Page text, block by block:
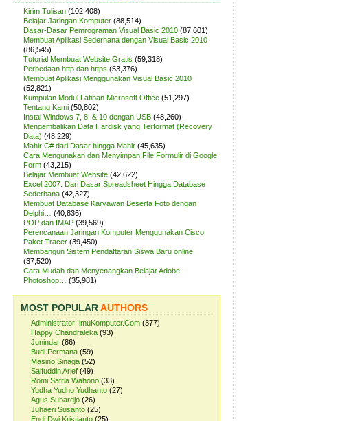
Kirim Tulisan (102,408)
Belajar Jaringan Komputer (88,514)
Dasar-Dasar Pemrograman Visual Basic 2010 (87,601)
Membuat Aplikasi Sederhana dengan Visual Basic 2010
(86,545)
Tutorial Membuat Website Gratis (59,318)
Perbedaan http dan https (53,376)
Membuat Aplikasi Menggunakan Visual Basic 2010
(52,821)
Kumpulan Modul Latihan Microsoft Office (51,297)
Tentang Kami (50,802)
Instal Windows 7, 8, & 10 dengan USB (48,260)
Mengembalikan Data Hardisk yang Terformat (Recovery
Data) (48,229)
Mahir C# dari Dasar hingga Mahir (45,635)
Cara Mengunakan dan Menyimpan File Formulir di Google
Form (43,215)
Belajar Membuat Website (42,622)
Excel 2007: Dari Dasar Spreadsheet Hingga Database
Sederhana (42,327)
Membuat Database Karyawan Beserta Foto dengan
Delphi…
(40,836)
POP dan IMAP (39,569)
Perencanaan Jaringan Komputer Menggunakan Cisco
Paket Tracer (39,450)
Membangun Sistem Pendaftaran Siswa Baru online
(37,520)
Cara Mudah dan Menyenangkan Belajar Adobe
Photoshop…
(35,981)
MOST POPULARAUTHORS
Administrator IlmuKomputer.Com (377)
Happy Chandraleka (93)
Junindar (86)
Budi Permana (59)
Masino Sinaga (52)
Saifuddin Arief (49)
Romi Satria Wahono (33)
Yudha Yudho Yudhanto (27)
Agus Subardjo (26)
Juhaeri Susanto (25)
Endi Dwi Kristianto (25)